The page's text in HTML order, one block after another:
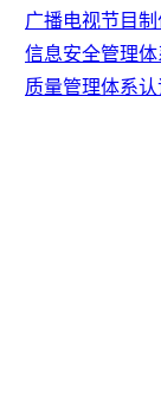
广播电视节目
信息安全管理
质量管理体系